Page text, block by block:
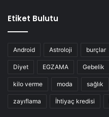
Etiket Bulutu
Android Astroloji burçlar
Diyet EGZAMA Gebelik
kilo verme moda sağlık
zayıflama İhtiyaç kredisi